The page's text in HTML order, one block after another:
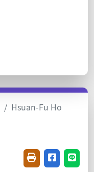
Hsuan-Fu Ho
FriendlyShare on